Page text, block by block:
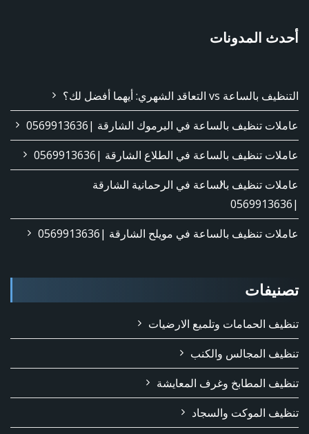
أحدث المدونات
التنظيف بالساعة vs التعاقد الشهري: أيهما أفضل لك؟
عاملات تنظيف بالساعة في اليرموك الشارقة |0569913636
عاملات تنظيف بالساعة في الطلاع الشارقة |0569913636
عاملات تنظيف بالساعة في الرحمانية الشارقة
|0569913636
عاملات تنظيف بالساعة في مويلح الشارقة |0569913636
تصنيفات
تنظيف الحمامات وتلميع الارضيات
تنظيف المجالس والكنب
تنظيف المطابخ وغرف المعايشة
تنظيف الموكت والسجاد